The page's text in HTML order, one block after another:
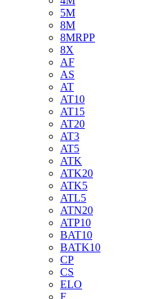
5M
8M
8MRPP
8X
AF
AS
AT
AT10
AT15
AT20
AT3
AT5
ATK
ATK20
ATK5
ATL5
ATN20
ATP10
BAT10
BATK10
CP
CS
ELO
F